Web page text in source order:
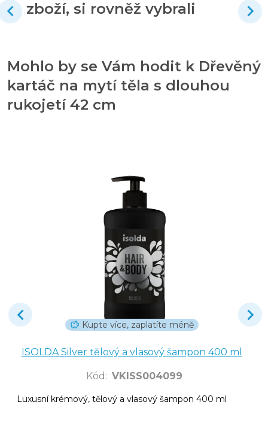
zboží, si rovněž vybrali
Mohlo by se Vám hodit k Dřevěný
kartáč na mytí těla s dlouhou
rukojetí 42 cm
Kupte více, zaplatíte méně
ISOLDA Silver tělový a vlasový šampon 400 ml
Kód : VKISS004099
Luxusní krémový, tělový a vlasový šampon 400 ml